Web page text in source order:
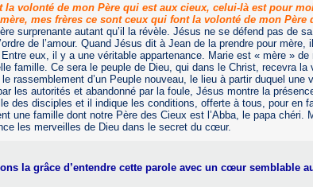
la volonté de mon Père qui est aux cieux, celui-là est pour
mes frères ce sont ceux qui font la volonté de mon Père
surprenante autant qu’il la révèle. Jésus ne se défend pas de
de l’amour. Quand Jésus dit à Jean de la prendre pour
eux, il y a une véritable appartenance. Marie est « mère »
famille. Ce sera le peuple de Dieu, qui dans le Christ, recevra la
rassemblement d’un Peuple nouveau, le lieu à partir duquel une
les autorités et abandonné par la foule, Jésus montre la
des disciples et il indique les conditions, offerte à tous, pour en
une famille dont notre Père des Cieux est l’Abba, le papa chéri.
les merveilles de Dieu dans le secret du cœur.
la grâce d’entendre cette parole avec un cœur semblable